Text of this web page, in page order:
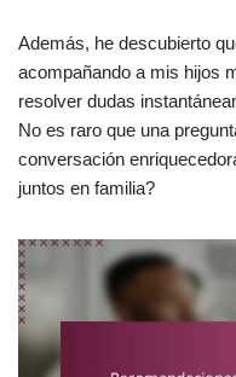
Además, he descubierto
acompañando a mis hijos
resolver dudas
No es raro que una
conversación
juntos en familia?